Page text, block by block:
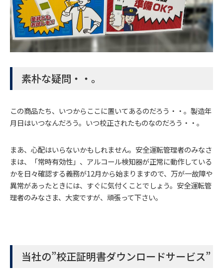
素朴な疑問・・。
この商品たち、いつからここに置いてあるのだろう・・。製造年
月日はいつなんだろう。いつ校正されたものなのだろう・・。
まあ、心配はいらないかもしれません。安全運転管理者のみなさ
まは、「常時有効性」、アルコール検知器が正常に動作している
かを日々確認する義務が12月から始まりますので、万が一故障や
異常があったときには、すぐに気付くことでしょう。安全運転管
理者のみなさま、大変ですが、頑張って下さい。
当社の”校正証明書ダウンロードサービス”